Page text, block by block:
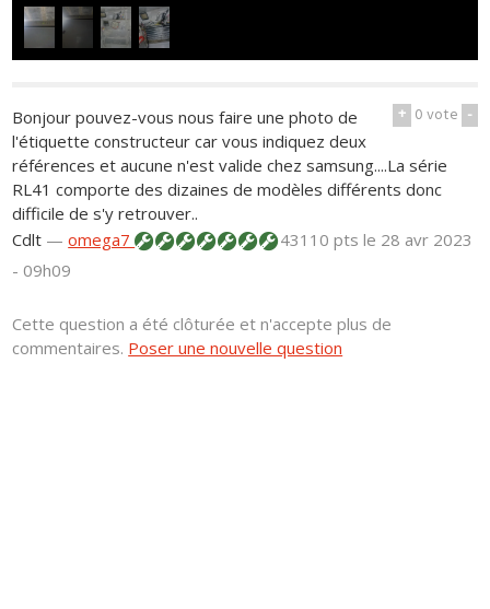
+ 0vote -
Bonjour pouvez-vous nous faire une photo de
l'étiquette constructeur car vous indiquez deux
références et aucune n'est valide chez samsung....La série
RL41 comporte des dizaines de modèles différents donc
difficile de s'y retrouver..
Cdlt —omega7 43110 ptsle 28 avr 2023
- 09h09
Cette question a été clôturée et n'accepte plus de
commentaires. Poser une nouvelle question